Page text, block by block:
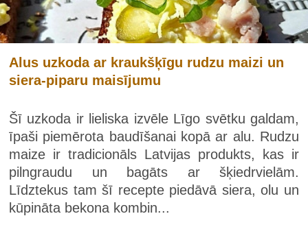
Alus uzkoda ar kraukšķīgu rudzu maizi un
siera-piparu maisījumu
Šī uzkoda ir lieliska izvēle Līgo svētku galdam,
īpaši piemērota baudīšanai kopā ar alu. Rudzu
maize ir tradicionāls Latvijas produkts, kas ir
pilngraudu un bagāts ar šķiedrvielām.
Līdztekus tam šī recepte piedāvā siera, olu un
kūpināta bekona kombin...